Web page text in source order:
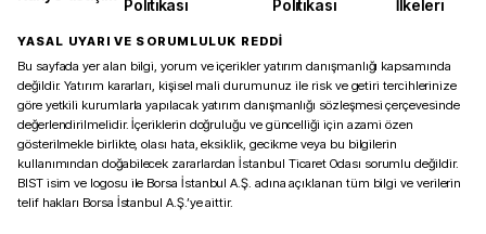
Politikası
Politikası
İlkeleri
YASAL UYARI VE SORUMLULUK REDDİ
Bu sayfada yer alan bilgi, yorum ve içerikler yatırım danışmanlığı kapsamında
değildir. Yatırım kararları, kişisel mali durumunuz ile risk ve getiri tercihlerinize
göre yetkili kurumlarla yapılacak yatırım danışmanlığı sözleşmesi çerçevesinde
değerlendirilmelidir. İçeriklerin doğruluğu ve güncelliği için azami özen
gösterilmekle birlikte, olası hata, eksiklik, gecikme veya bu bilgilerin
kullanımından doğabilecek zararlardan İstanbul Ticaret Odası sorumlu değildir.
BIST isim ve logosu ile Borsa İstanbul A.Ş. adına açıklanan tüm bilgi ve verilerin
telif hakları Borsa İstanbul A.Ş.’ye aittir.